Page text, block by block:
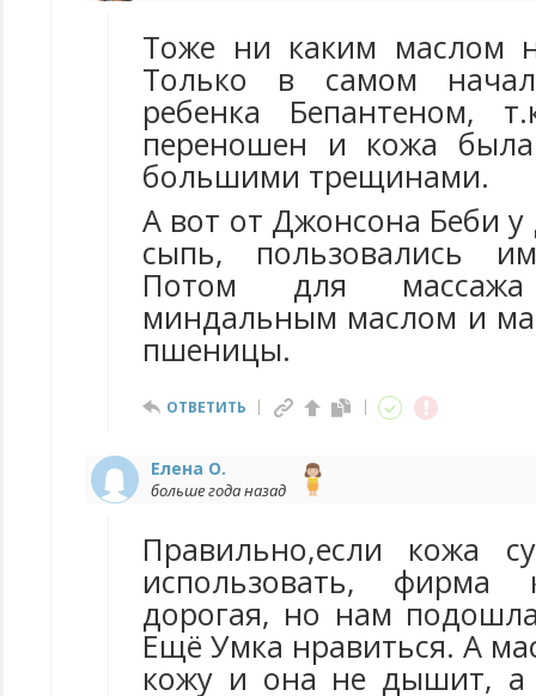
Тоже ни каким маслом
Только в самом
ребенка Бепантеном,
переношен и кожа
большими трещинами.
А вот от Джонсона Беби у
сыпь, пользовались
Потом для массажа
миндальным маслом и
пшеницы.
ОТВЕТИТЬ
Елена О.
больше года назад
Правильно,если кожа
использовать,
дорогая, но нам
Ещё Умка нравиться. А
кожу и она не дышит, а